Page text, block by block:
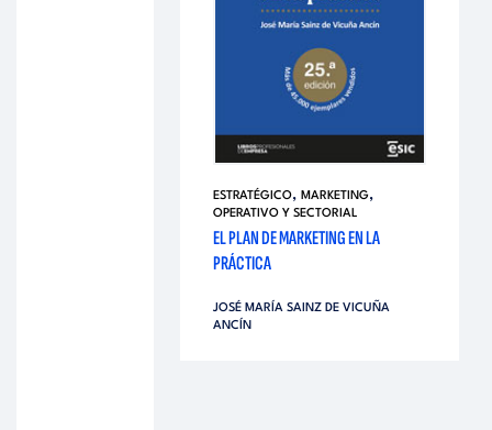
ESTRATÉGICO, MARKETING,
OPERATIVO Y SECTORIAL
EL PLAN DE MARKETING EN LA
PRÁCTICA
JOSÉ MARÍA SAINZ DE VICUÑA
ANCÍN